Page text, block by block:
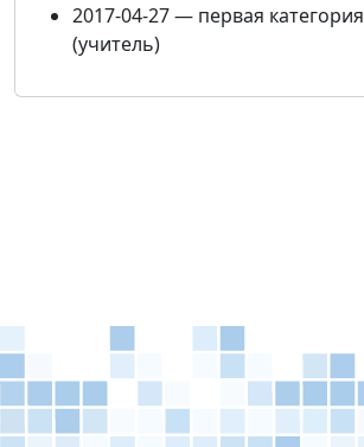
2017-04-27 — первая категория
(учитель)